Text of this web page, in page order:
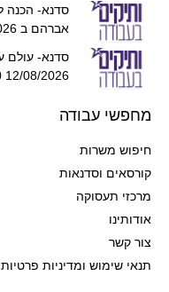
אברהם ב 26/08/2026 10:00-זום
12/08/2026 10:00-זום
מחפשי עבודה
חיפוש משרות
קורסאים וסדנאות
מרכזי תעסוקה
אודותינו
צור קשר
תנאי שימוש ומדיניות פרטיות